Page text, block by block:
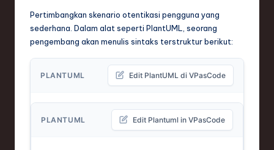
Pertimbangkan skenario otentikasi pengguna yang
sederhana. Dalam alat seperti PlantUML, seorang
pengembang akan menulis sintaks terstruktur berikut:
PLANTUML Edit PlantUML di VPasCode
PLANTUML Edit Plantuml in VPasCode